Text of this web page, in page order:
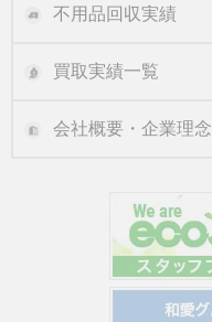
不用品回収実績
買取実績一覧
会社概要・企業理念